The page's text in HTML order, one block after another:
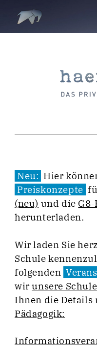
Neu: Hier
Preiskonzepte
(neu) und die
herunterladen.
Wir laden Sie
Schule
folgenden
wirunsere Schule
Ihnen die Details
Pädagogik: